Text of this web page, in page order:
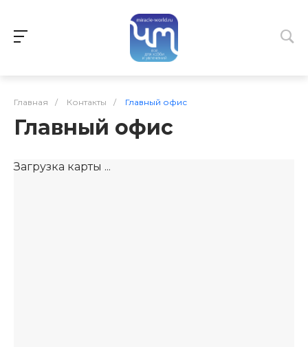
Главная / Контакты / Главный офис
Главный офис
Загрузка карты ...